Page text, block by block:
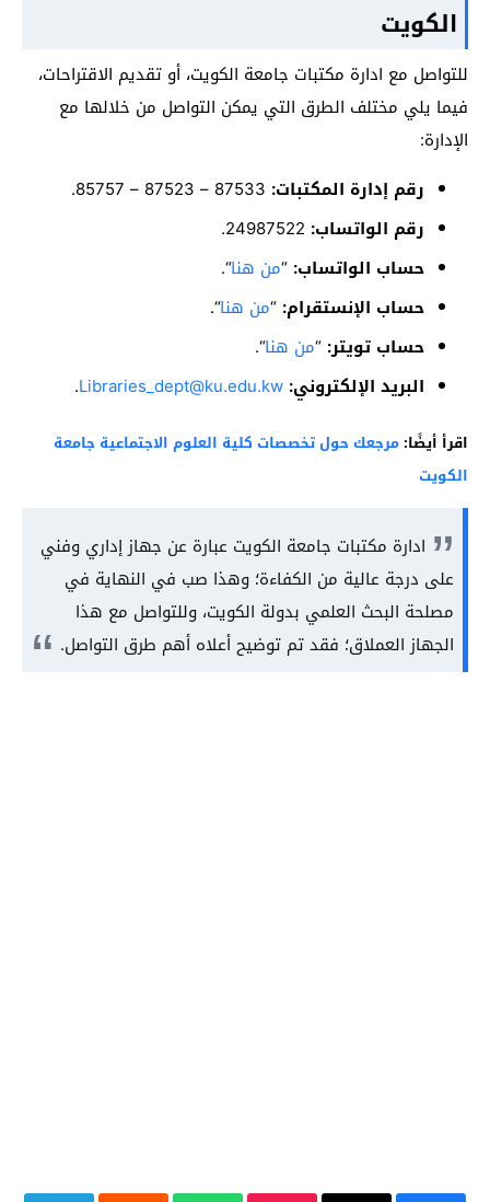
الكويت
للتواصل مع ادارة مكتبات جامعة الكويت، أو تقديم الاقتراحات،
فيما يلي مختلف الطرق التي يمكن التواصل من خلالها مع
الإدارة:
رقم إدارة المكتبات:
رقم الواتساب:
حساب الواتساب: “من هنا“.
حساب الإنستقرام: “من هنا“.
حساب تويتر: “من هنا“.
البريد الإلكتروني: Libraries_dept@ku.edu.kw
.
اقرأ أيضًا: مرجعك حول تخصصات كلية العلوم الاجتماعية جامعة
الكويت
ادارة مكتبات جامعة الكويت عبارة عن جهاز إداري وفني
على درجة عالية من الكفاءة؛ وهذا صب في النهاية في
مصلحة البحث العلمي بدولة الكويت، وللتواصل مع هذا
الجهاز العملاق؛ فقد تم توضيح أعلاه أهم طرق التواصل.